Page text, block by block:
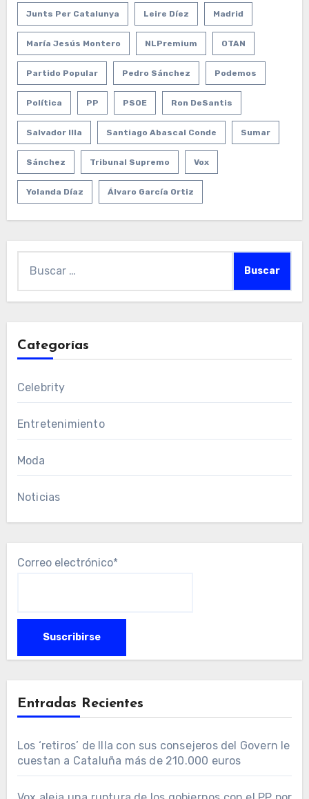
Junts Per Catalunya Leire Díez Madrid
María Jesús Montero NLPremium OTAN
Partido Popular Pedro Sánchez Podemos
Política PP PSOE Ron DeSantis
Salvador Illa Santiago Abascal Conde Sumar
Sánchez Tribunal Supremo Vox
Yolanda Díaz Álvaro García Ortiz
Categorías
Celebrity
Entretenimiento
Moda
Noticias
Correo electrónico*
Entradas Recientes
Los ‘retiros’ de Illa con sus consejeros del Govern le
cuestan a Cataluña más de 210.000 euros